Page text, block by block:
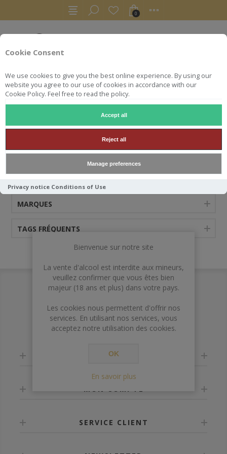
Cookie Consent
We use cookies to give you the best online experience. By using our
website you agree to our use of cookies in accordance with our
Cookie Policy. Feel free to read the policy.
Accept all
Reject all
Manage preferences
Privacy notice Conditions of Use
0
ARTIST
CATÉGORIES
MARQUES
TAGS FRÉQUENTS
INFORMATION
MON COMPTE
SERVICE CLIENT
Bienvenue sur notre site
La vente d'alcool est interdite aux mineurs,
veuillez confirmer que vous êtes bien
majeur (18 ans et plus) dans votre pays.
Les cookies nous permettent d'offrir nos
services. En utilisant nos services, vous
acceptez notre utilisation des cookies.
OK
En savoir plus